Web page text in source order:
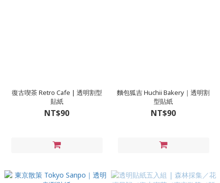
復古喫茶 Retro Cafe | 透明割型
貼紙
NT$90
麵包狐吉 Huchii Bakery｜透明割
型貼紙
NT$90